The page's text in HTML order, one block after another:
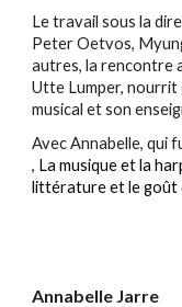
Le travail sous la
Peter Oetvos,
autres, la rencontre
Utte Lumper, nourrit
musical et son
Avec Annabelle, qui
, La musique et la
littérature et le goût
Annabelle Jarre